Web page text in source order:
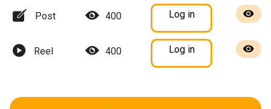
Post 400 Log in
Reel 400 Log in